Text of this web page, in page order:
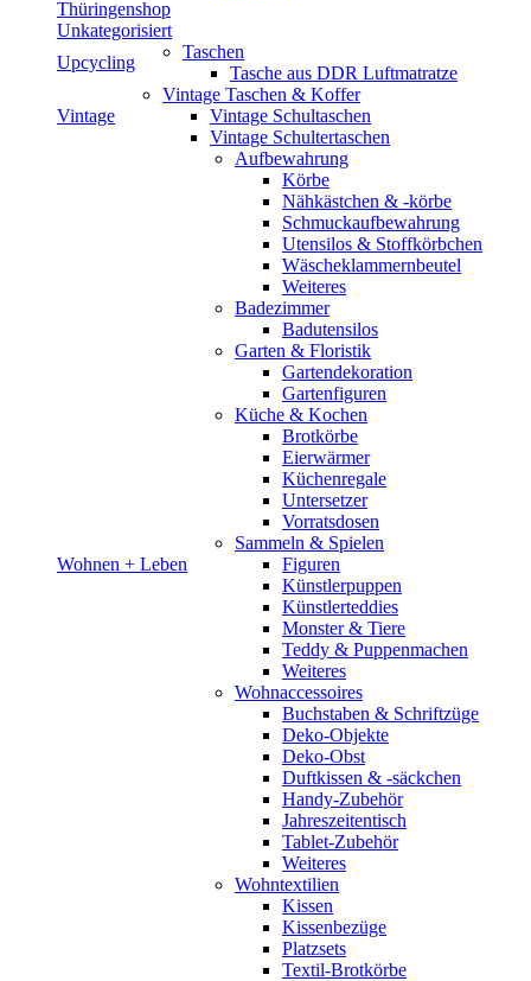
Thüringenshop
Unkategorisiert
Upcycling
Taschen
Tasche aus DDR Luftmatratze
Vintage
Vintage Taschen & Koffer
Vintage Schultaschen
Vintage Schultertaschen
Wohnen + Leben
Aufbewahrung
Körbe
Nähkästchen & -körbe
Schmuckaufbewahrung
Utensilos & Stoffkörbchen
Wäscheklammernbeutel
Weiteres
Badezimmer
Badutensilos
Garten & Floristik
Gartendekoration
Gartenfiguren
Küche & Kochen
Brotkörbe
Eierwärmer
Küchenregale
Untersetzer
Vorratsdosen
Sammeln & Spielen
Figuren
Künstlerpuppen
Künstlerteddies
Monster & Tiere
Teddy & Puppenmachen
Weiteres
Wohnaccessoires
Buchstaben & Schriftzüge
Deko-Objekte
Deko-Obst
Duftkissen & -säckchen
Handy-Zubehör
Jahreszeitentisch
Tablet-Zubehör
Weiteres
Wohntextilien
Kissen
Kissenbezüge
Platzsets
Textil-Brotkörbe